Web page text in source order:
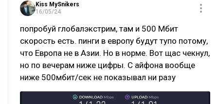
Kiss MySnikers
16/05/24
попробуй глобалэкстрим, там и 500 Мбит
скорость есть. пинги в европу будут тупо потому,
что Европа не в Азии. Но в норме. Вот щас чекнул,
но по вечерам ниже цифры. С айфона вообще
ниже 500мбит/сек не показывал ни разу